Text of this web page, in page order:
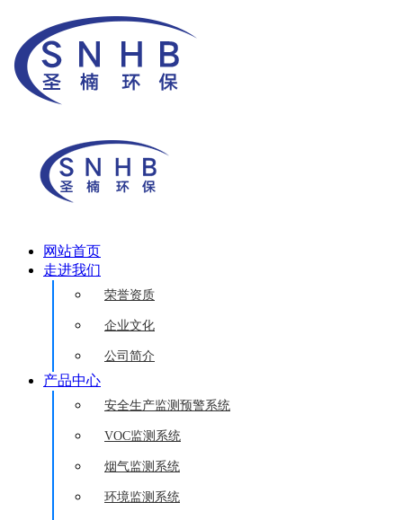
网站首页
走进我们
荣誉资质
企业文化
公司简介
产品中心
安全生产监测预警系统
VOC监测系统
烟气监测系统
环境监测系统